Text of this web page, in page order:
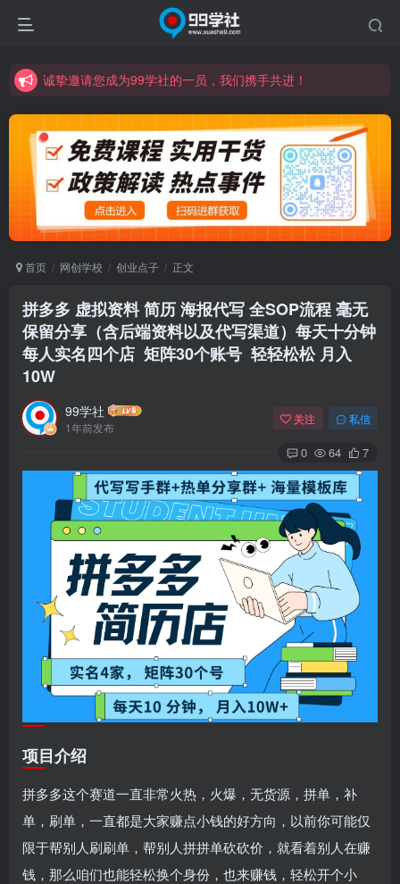
诚挚邀请您成为99学社的一员，我们携手共进！
诚挚邀请您成为99学社的一员，我们携手共进！
学习路上不孤独，99学社与你同行！分享全网优质VIP资源，炒股教程、创业教程、网络营销教程、自媒体短视频教程等，长期更新各大精品创业项目！
首页 网创学校 创业点子 正文
拼多多 虚拟资料 简历 海报代写 全SOP流程 毫无
保留分享（含后端资料以及代写渠道）每天十分钟
每人实名四个店 矩阵30个账号 轻轻松松 月入
10W
99学社
1年前发布
关注 私信
0 64 7
项目介绍
拼多多这个赛道一直非常火热，火爆，无货源，拼单，补
单，刷单，一直都是大家赚点小钱的好方向，以前你可能仅
限于帮别人刷刷单，帮别人拼拼单砍砍价，就看着别人在赚
钱，那么咱们也能轻松换个身份，也来赚钱，轻松开个小